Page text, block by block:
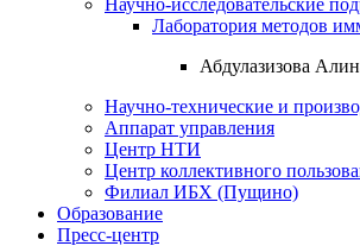
Лаборатория методов
Абдулазизова
Научно-технические и
Аппарат управления
Центр НТИ
Центр коллективного
Филиал ИБХ (Пущино)
Образование
Пресс-центр